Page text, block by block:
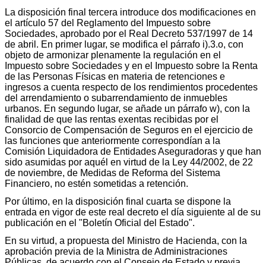
La disposición final tercera introduce dos modificaciones en
el artículo 57 del Reglamento del Impuesto sobre
Sociedades, aprobado por el Real Decreto 537/1997 de 14
de abril. En primer lugar, se modifica el párrafo i).3.o, con
objeto de armonizar plenamente la regulación en el
Impuesto sobre Sociedades y en el Impuesto sobre la Renta
de las Personas Físicas en materia de retenciones e
ingresos a cuenta respecto de los rendimientos procedentes
del arrendamiento o subarrendamiento de inmuebles
urbanos. En segundo lugar, se añade un párrafo w), con la
finalidad de que las rentas exentas recibidas por el
Consorcio de Compensación de Seguros en el ejercicio de
las funciones que anteriormente correspondían a la
Comisión Liquidadora de Entidades Aseguradoras y que han
sido asumidas por aquél en virtud de la Ley 44/2002, de 22
de noviembre, de Medidas de Reforma del Sistema
Financiero, no estén sometidas a retención.
Por último, en la disposición final cuarta se dispone la
entrada en vigor de este real decreto el día siguiente al de su
publicación en el "Boletín Oficial del Estado".
En su virtud, a propuesta del Ministro de Hacienda, con la
aprobación previa de la Ministra de Administraciones